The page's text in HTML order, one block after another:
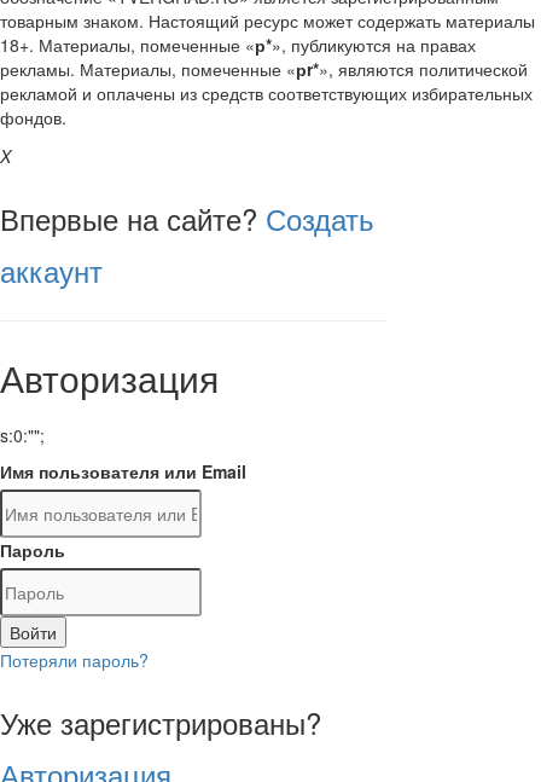
товарным знаком. Настоящий ресурс может содержать материалы
18+. Материалы, помеченные «р*», публикуются на правах
рекламы. Материалы, помеченные «рr*», являются политической
рекламой и оплачены из средств соответствующих избирательных
фондов.
X
Впервые на сайте? Создать
аккаунт
Авторизация
s:0:"";
Имя пользователя или Email
Пароль
Войти
Потеряли пароль?
Уже зарегистрированы?